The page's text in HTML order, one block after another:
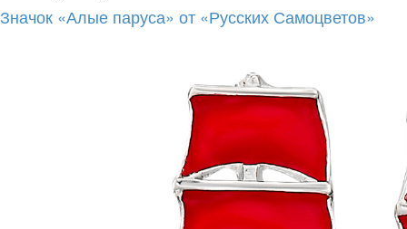
Значок «Алые паруса» от «Русских Самоцветов»